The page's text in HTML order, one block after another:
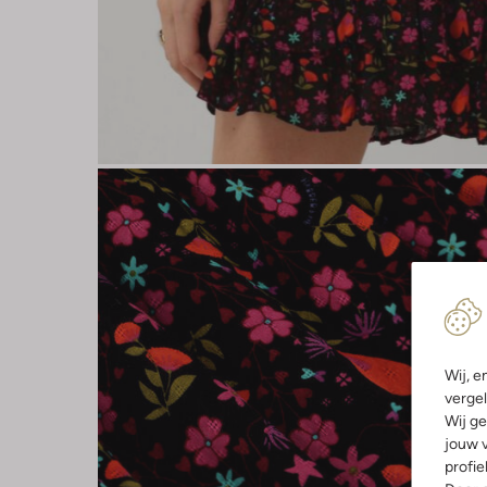
Wij,
Wij
jouw